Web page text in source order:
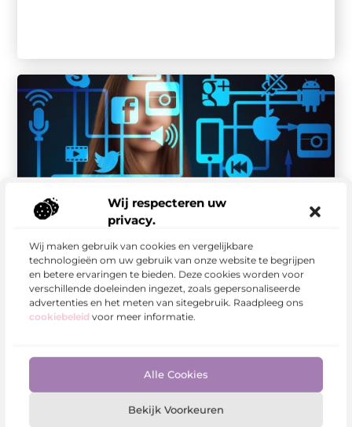
Wij respecteren uw
privacy.
Wij maken gebruik van cookies en vergelijkbare
technologieën om uw gebruik van onze website te begrijpen
en betere ervaringen te bieden. Deze cookies worden voor
verschillende doeleinden ingezet, zoals gepersonaliseerde
advertenties en het meten van sitegebruik. Raadpleeg ons
cookiebeleid voor meer informatie.
Alle Cookies
Bekijk Voorkeuren
Internet Marketing
heeft
In het digitale tijdperk van vandaag is online
zichtbaarheid van onschatbare waarde voor
bedrijven. De manier waarop consumenten
informatie zoeken ...